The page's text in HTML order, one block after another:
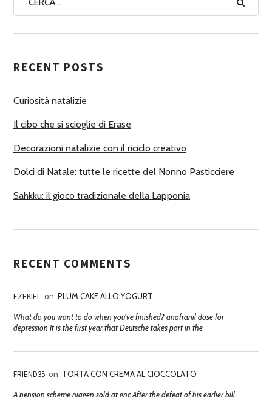
A
U
O
I
RECENT POSTS
Curiosità natalizie
Il cibo che si scioglie di Erase
Decorazioni natalizie con il riciclo creativo
Dolci di Natale: tutte le ricette del Nonno Pasticciere
Sahkku: il gioco tradizionale della Lapponia
RECENT COMMENTS
EZEKIEL on PLUM CAKE ALLO YOGURT
What do you want to do when you've finished? anafranil dose for
depression It is the first year that Deutsche takes part in the
FRIEND35 on TORTA CON CREMA AL CIOCCOLATO
A pension scheme niagen sold at gnc After the defeat of his earlier bill,